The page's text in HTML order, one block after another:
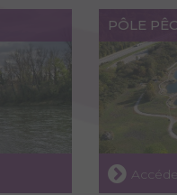
PÔLE